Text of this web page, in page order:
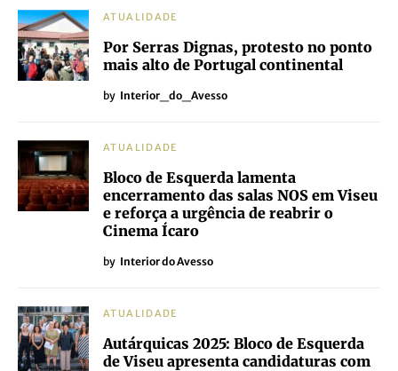
ATUALIDADE
Por Serras Dignas, protesto no ponto
mais alto de Portugal continental
by Interior_do_Avesso
ATUALIDADE
Bloco de Esquerda lamenta
encerramento das salas NOS em Viseu
e reforça a urgência de reabrir o
Cinema Ícaro
by Interior do Avesso
ATUALIDADE
Autárquicas 2025: Bloco de Esquerda
de Viseu apresenta candidaturas com